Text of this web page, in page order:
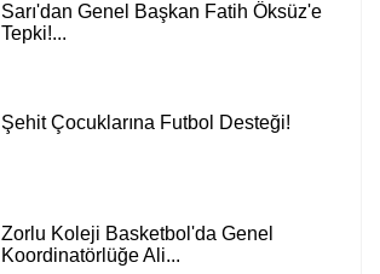
Sarı'dan Genel Başkan Fatih Öksüz'e
Tepki!...
Şehit Çocuklarına Futbol Desteği!
Zorlu Koleji Basketbol'da Genel
Koordinatörlüğe Ali...